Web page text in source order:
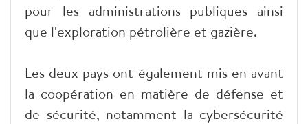
pour les administrations publiques ainsi
que l'exploration pétrolière et gazière.
Les deux pays ont également mis en avant
la coopération en matière de défense et
de sécurité, notamment la cybersécurité